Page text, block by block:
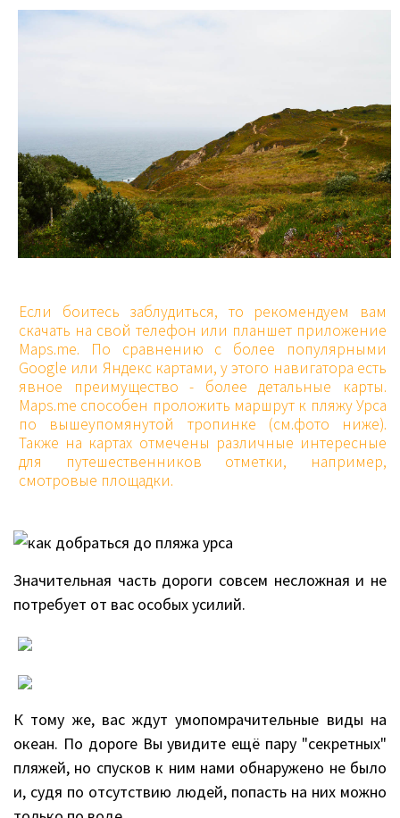
Если боитесь заблудиться, то рекомендуем вам
скачать на свой телефон или планшет приложение
Maps.me. По сравнению с более популярными
Google или Яндекс картами, у этого навигатора есть
явное преимущество - более детальные карты.
Maps.me способен проложить маршрут к пляжу Урса
по вышеупомянутой тропинке (см.фото ниже).
Также на картах отмечены различные интересные
для путешественников отметки, например,
смотровые площадки.
Значительная часть дороги совсем несложная и не
потребует от вас особых усилий.
К тому же, вас ждут умопомрачительные виды на
океан. По дороге Вы увидите ещё пару "секретных"
пляжей, но спусков к ним нами обнаружено не было
и, судя по отсутствию людей, попасть на них можно